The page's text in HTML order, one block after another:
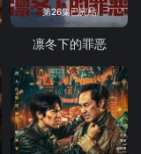
第26集已完结
凛冬下的罪恶